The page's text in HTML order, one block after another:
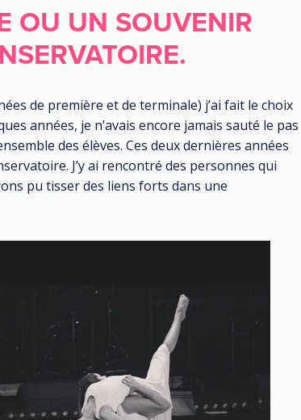
OU UN SOUVENIR
de première et de terminale) j’ai fait le choix
années, je n’avais encore jamais sauté le pas
des élèves. Ces deux dernières années
J’y ai rencontré des personnes qui
pu tisser des liens forts dans une